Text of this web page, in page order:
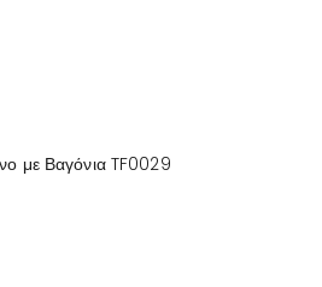
με Βαγόνια TF0029